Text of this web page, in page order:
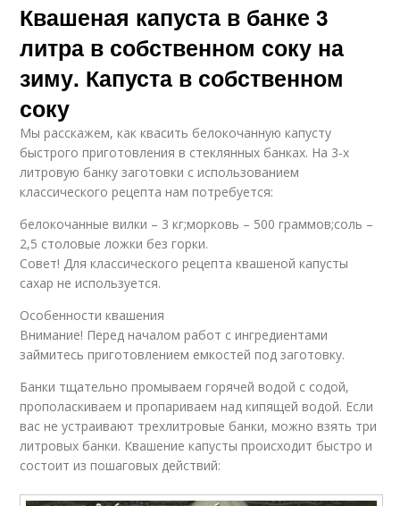
Квашеная капуста в банке 3
литра в собственном соку на
зиму. Капуста в собственном
соку
Мы расскажем, как квасить белокочанную капусту
быстрого приготовления в стеклянных банках. На 3-х
литровую банку заготовки с использованием
классического рецепта нам потребуется:
белокочанные вилки – 3 кг;морковь – 500 граммов;соль –
2,5 столовые ложки без горки.
Совет! Для классического рецепта квашеной капусты
сахар не используется.
Особенности квашения
Внимание! Перед началом работ с ингредиентами
займитесь приготовлением емкостей под заготовку.
Банки тщательно промываем горячей водой с содой,
прополаскиваем и пропариваем над кипящей водой. Если
вас не устраивают трехлитровые банки, можно взять три
литровых банки. Квашение капусты происходит быстро и
состоит из пошаговых действий: